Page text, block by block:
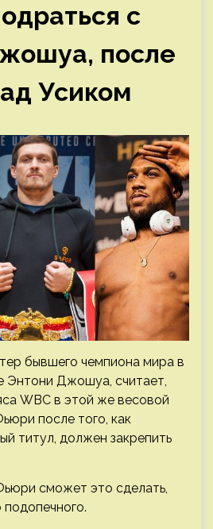
с
после
Усиком
бывшего чемпиона мира в
Энтони Джошуа, считает,
WBC в этой же весовой
после того, как
титул, должен закрепить
сможет это сделать,
подопечного.